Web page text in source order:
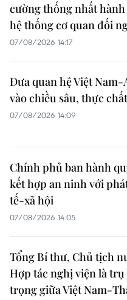
cường thống nhất
hệ thống cơ quan đối
07/08/2026 14:17
Đưa quan hệ Việt
vào chiều sâu, thực
07/08/2026 14:09
Chính phủ ban hành
kết hợp an ninh với
tế-xã hội
07/08/2026 14:05
Tổng Bí thư, Chủ tịch
Hợp tác nghị viện là
trọng giữa Việt Nam-